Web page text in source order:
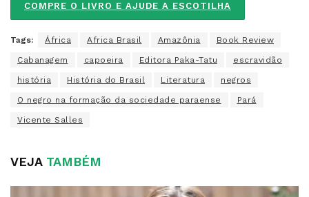
COMPRE O LIVRO E AJUDE A ESCOTILHA
Tags: África Africa Brasil Amazônia Book Review
Cabanagem capoeira Editora Paka-Tatu escravidão
história História do Brasil Literatura negros
O negro na formação da sociedade paraense Pará
Vicente Salles
VEJATAMBÉM